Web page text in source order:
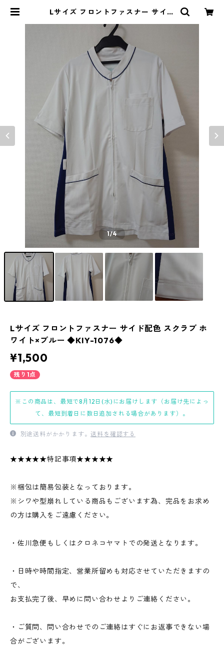
Lサイズ フロントファスナー サイド
IY-1076◆ | DOLUCK PRODUC
E
1/4
Lサイズ フロントファスナー サイド配色 スクラブ ホ
ワイト×ブルー ◆KIY-1076◆
¥1,500
残り1点
※この商品は、最短で8月12日(水)にお届けします（お届け先によっ
て、最短到着日に数日追加される場合があります）。
別途送料がかかります。送料を確認する
★★★★★特記事項★★★★★
※梱包は簡易包装となっております。
※シワや型崩れしている商品もございます為、完品をお求め
の方は購入をご遠慮ください。
・佐川急便もしくはクロネコヤマトでの発送となります。
・日時や時間指定、営業所留めも対応させていただきますの
で、
お支払完了後、早めに問い合わせよりご連絡ください。
・ご質問、問い合わせでのご連絡はすぐにお返事できない場
合がございます。